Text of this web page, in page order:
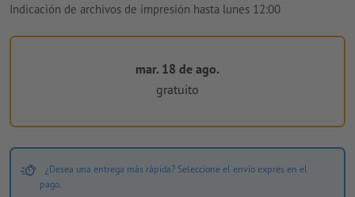
Indicación de archivos de impresión hasta lunes 12:00
mar. 18 de ago.
gratuito
¿Desea una entrega más rápida? Seleccione el envío exprés en el
pago.